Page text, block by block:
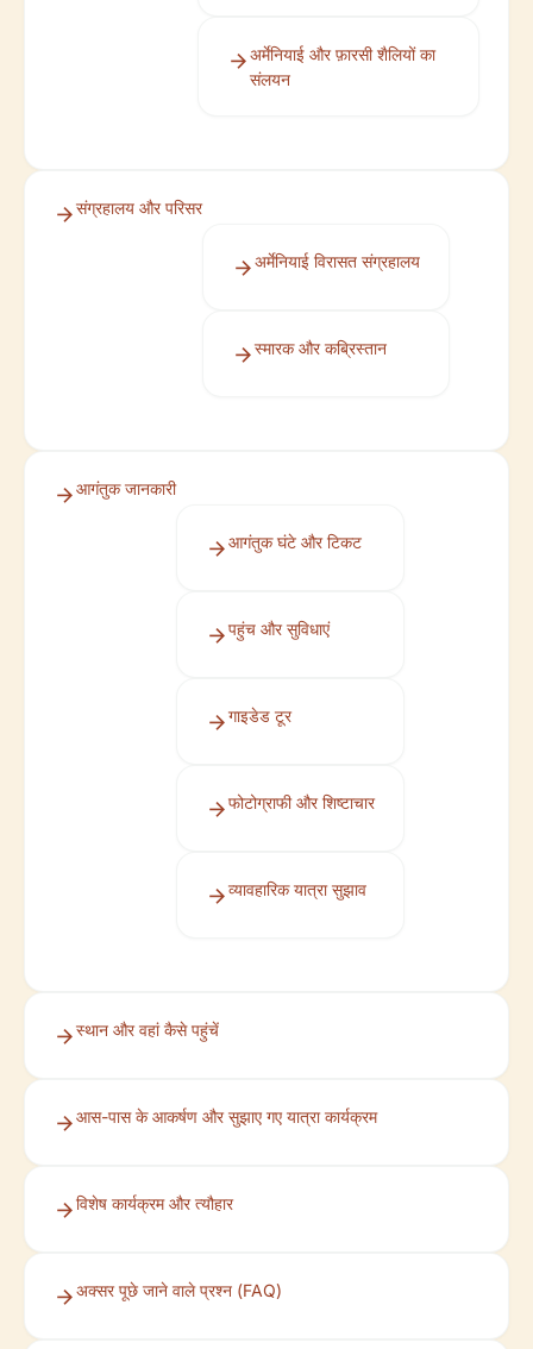
अर्मेनियाई और फ़ारसी शैलियों का
संलयन
संग्रहालय और परिसर
अर्मेनियाई विरासत संग्रहालय
स्मारक और कब्रिस्तान
आगंतुक जानकारी
आगंतुक घंटे और टिकट
पहुंच और सुविधाएं
गाइडेड टूर
फोटोग्राफी और शिष्टाचार
व्यावहारिक यात्रा सुझाव
स्थान और वहां कैसे पहुंचें
आस-पास के आकर्षण और सुझाए गए यात्रा कार्यक्रम
विशेष कार्यक्रम और त्यौहार
अक्सर पूछे जाने वाले प्रश्न (FAQ)